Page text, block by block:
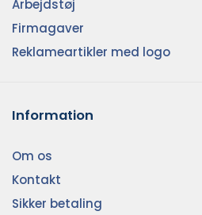
Arbejdstøj
Firmagaver
Reklameartikler med logo
Information
Om os
Kontakt
Sikker betaling